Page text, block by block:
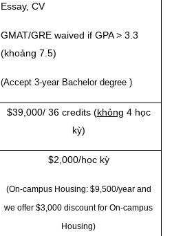
Essay, CV
GMAT/GRE waived if GPA > 3.3
(khoảng 7.5)
(Accept 3-year Bachelor degree )
$39,000/ 36 credits (khỏng 4 học
kỳ)
$2,000/học kỳ
(On-campus Housing: $9,500/year and
we offer $3,000 discount for On-campus
Housing)